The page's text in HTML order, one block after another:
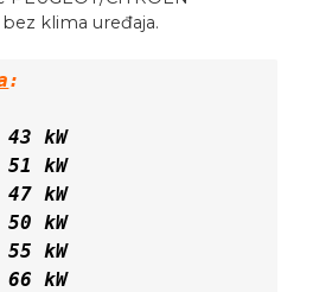
klima uređaja.
:
kW
kW
kW
kW
kW
kW